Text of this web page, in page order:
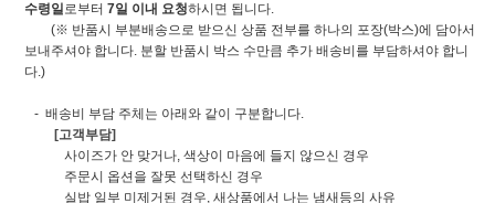
수령일로부터 7일 이내 요청하시면 됩니다.
(※ 반품시 부분배송으로 받으신 상품 전부를 하나의 포장(박스)에 담아서
보내주셔야 합니다. 분할 반품시 박스 수만큼 추가 배송비를 부담하셔야 합니
다.)
- 배송비 부담 주체는 아래와 같이 구분합니다.
[고객부담]
사이즈가 안 맞거나, 색상이 마음에 들지 않으신 경우
주문시 옵션을 잘못 선택하신 경우
실밥 일부 미제거된 경우, 새상품에서 나는 냄새등의 사유